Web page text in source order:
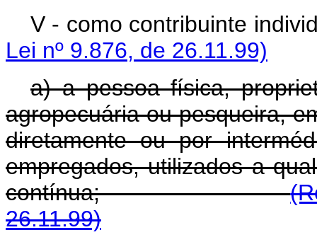
V - como
Lei nº 9.876, de 26.11.99)
a) a pessoa física,
agropecuária ou pesqueira,
diretamente ou por
empregados, utilizados a
contínua;
26.11.99)